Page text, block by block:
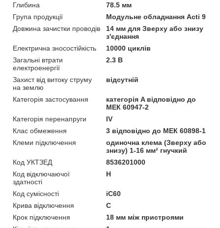
Глибина
78.5 мм
Група продукції
Модульне обладнання Acti 9
Довжина зачистки проводів
14 мм для Зверху або знизу
з'єднання
Електрична зносостійкість
10000 циклів
Загальні втрати
електроенергії
2.3 В
Захист від витоку струму
на землю
відсутній
Категорія застосування
категорія A відповідно до
МЕК 60947-2
Категорія перенапруги
IV
Клас обмеження
3 відповідно до МЕК 60898-1
Клеми підключення
одиночна клема (Зверху або
знизу) 1-16 мм² гнучкий
Код УКТЗЕД
8536201000
Код відключаючої
здатності
H
Код сумісності
iC60
Крива відключення
C
Крок підключення
18 мм між пристроями